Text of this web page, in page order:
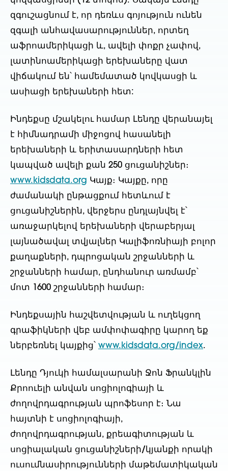
զգուշացնում է, որ դեռևս գոյություն ունեն
զգալի անհավասարություններ, որտեղ
աֆրոամերիկացի և, ավելի փոքր չափով,
լատինոամերիկացի երեխաները վատ
վիճակում են՝ համեմատած կովկասցի և
ասիացի երեխաների հետ:
Ինդեքսը մշակելու համար Լենդը վերանայել
է հիմնադրամի միջոցով հասանելի
երեխաների և երիտասարդների հետ
կապված ավելի քան 250 ցուցանիշներ։
www.kidsdata.org Կայք։ Կայքը, որը
ժամանակի ընթացքում հետևում է
ցուցանիշներին, վերջերս ընդլայնվել է՝
առաջարկելով երեխաների վերաբերյալ
լայնածավալ տվյալներ Կալիֆոռնիայի բոլոր
քաղաքների, դպրոցական շրջանների և
շրջանների համար, ընդհանուր առմամբ՝
մոտ 1600 շրջանների համար։
Ինդեքսային հաշվետվության և ուղեկցող
գրաֆիկների վեբ ամփոփագիրը կարող եք
ներբեռնել կայքից՝ www.kidsdata.org/index.
Լենդը Դյուկի համալսարանի Ջոն Ֆրանկլին
Քրոուելի անվան սոցիոլոգիայի և
ժողովրդագրության պրոֆեսոր է։ Նա
հայտնի է սոցիոլոգիայի,
ժողովրդագրության, քրեագիտության և
սոցիալական ցուցանիշների/կյանքի որակի
ուսումնասիրությունների մաթեմատիկական